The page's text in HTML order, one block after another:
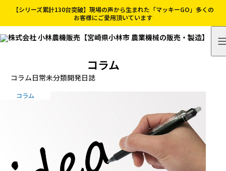
【シリーズ累計130台突破】現場の声から生まれた「マッキーGO」多くの
お客様にご愛用頂いています
コラム
コラム日常未分類開発日誌
コラム